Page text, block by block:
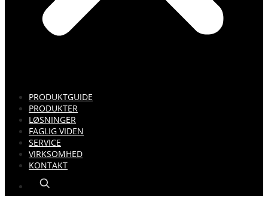
PRODUKTGUIDE
PRODUKTER
LØSNINGER
FAGLIG VIDEN
SERVICE
VIRKSOMHED
KONTAKT